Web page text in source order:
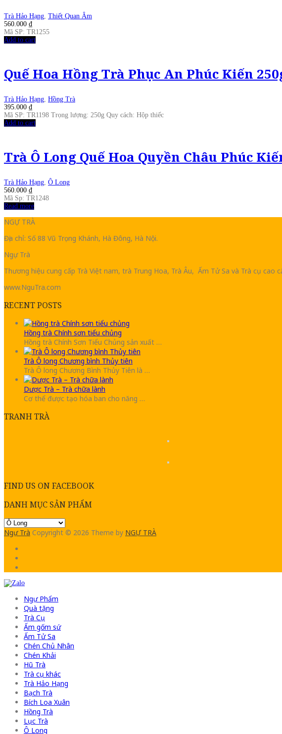
Trà Hảo Hạng Thiết Quan Âm
560.000 ₫
Mã SP: TR1255
Add to cart
Quế Hoa Hồng Trà Phục An Phúc Kiến
Trà Hảo Hạng Hồng Trà
395.000 ₫
Mã SP: TR1198 Trọng lượng: 250g Quy cách: Hộp thiếc
Add to cart
Trà Ô Long Quế Hoa Quyền Châu Phúc
Trà Hảo Hạng Ô Long
560.000 ₫
Mã Sp: TR1248
Read more
NGỰ TRÀ
Địa chỉ: Số 88 Vũ Trọng Khánh, Hà Đông, Hà Nội.
Ngự Trà
Thương hiệu cung cấp Trà Việt nam, trà Trung Hoa, Trà Âu, Ấm Tử Sa và Trà cụ cao
www.NguTra.com
RECENT POSTS
Hồng trà Chính sơn tiểu chủng
Hồng trà Chính Sơn Tiểu Chủng sản xuất …
Trà Ô long Chương bình Thủy tiên
Trà Ô long Chương Bình Thủy Tiên là …
Dược Trà – Trà chữa lành
Cơ thể được tạo hóa ban cho năng …
TRANH TRÀ
FIND US ON FACEBOOK
DANH MỤC SẢN PHẨM
Ngự Trà Copyright © 2026 Theme by NGỰ TRÀ
Ngự Phẩm
Quà tặng
Trà Cụ
Ấm gốm sứ
Ấm Tử Sa
Chén Chủ Nhân
Chén Khải
Hũ Trà
Trà cụ khác
Trà Hảo Hạng
Bạch Trà
Bích Loa Xuân
Hồng Trà
Lục Trà
Ô Long